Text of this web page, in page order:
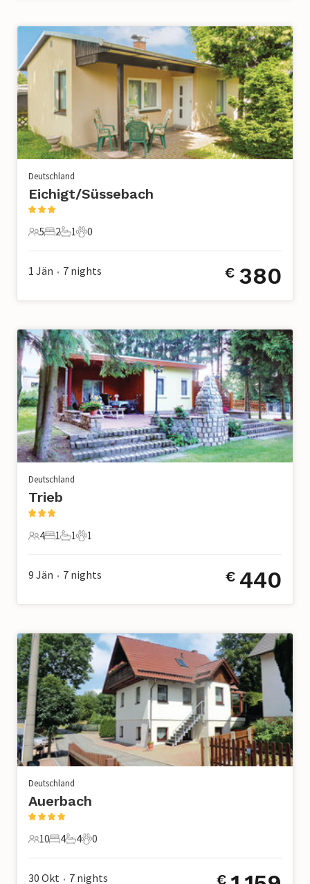
Deutschland
Eichigt/Süssebach
5 Gäste
5
2 Schlafzimmer
2
1 Badezimmer
1
0 Haustiere
0
1 Jän • 7 nights € 380
Deutschland
Trieb
4 Gäste
4
1 Schlafzimmer
1
1 Badezimmer
1
1 Haustier
1
9 Jän • 7 nights € 440
Deutschland
Auerbach
10 Gäste
10
4 Schlafzimmer
4
4 Badezimmer
4
0 Haustiere
0
30 Okt • 7 nights €